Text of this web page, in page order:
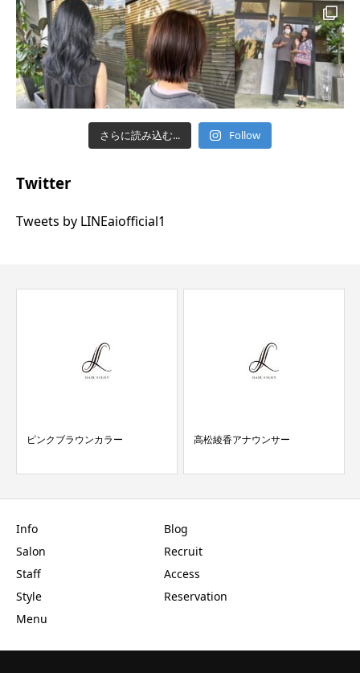
さらに読み込む... Follow
Twitter
Tweets by LINEaiofficial1
ピンクブラウンカラー 高松綾香アナウンサー
Info
Salon
Staff
Style
Menu
Blog
Recruit
Access
Reservation